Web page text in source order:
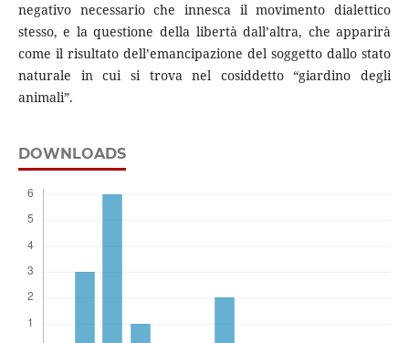
negativo necessario che innesca il movimento dialettico
stesso, e la questione della libertà dall’altra, che apparirà
come il risultato dell’emancipazione del soggetto dallo stato
naturale in cui si trova nel cosiddetto “giardino degli
animali”.
DOWNLOADS